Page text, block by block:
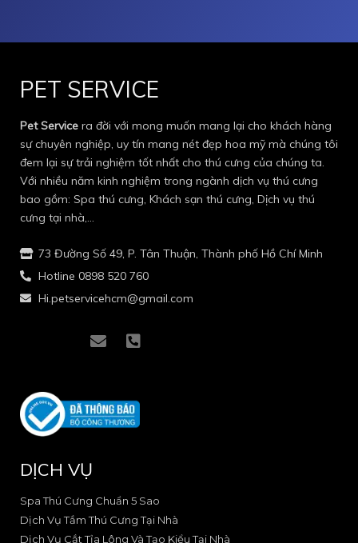
PET SERVICE
Pet Service ra đời với mong muốn mang lại cho khách hàng
sự chuyên nghiệp, uy tín mang nét đẹp hoa mỹ mà chúng tôi
đem lại sự trải nghiệm tốt nhất cho thú cưng của chúng ta.
Với nhiều năm kinh nghiệm trong ngành dịch vụ thú cưng
bao gồm: Spa thú cưng, Khách sạn thú cưng, Dịch vụ thú
cưng tại nhà,…
73 Đường Số 49, P. Tân Thuận, Thành phố Hồ Chí Minh
Hotline 0898 520 760
Hi.petservicehcm@gmail.com
-
f
a
c
b
o
k
-
i
n
a
r
a
m
n
o
p
h
-
s
e
-
a
DỊCH VỤ
Spa Thú Cưng Chuẩn 5 Sao
Dịch Vụ Tắm Thú Cưng Tại Nhà
Dịch Vụ Cắt Tỉa Lông Và Tạo Kiểu Tại Nhà